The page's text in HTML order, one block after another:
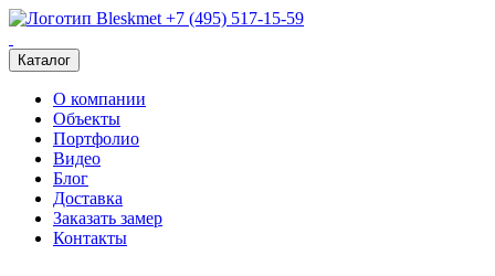
+7 (495) 517-15-59
Каталог
О компании
Объекты
Портфолио
Видео
Блог
Доставка
Заказать замер
Контакты